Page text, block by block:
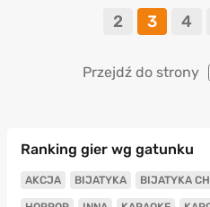
2 3 4
Przejdź do strony
Ranking gier wg gatunku
AKCJA BIJATYKA BIJATYKA